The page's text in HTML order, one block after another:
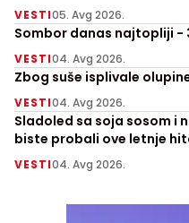
VESTI05. Avg 2026.
Sombor danas najtopliji -
VESTI04. Avg 2026.
Zbog suše isplivale
VESTI04. Avg 2026.
Sladoled sa soja sosom i
biste probali ove letnje
VESTI04. Avg 2026.